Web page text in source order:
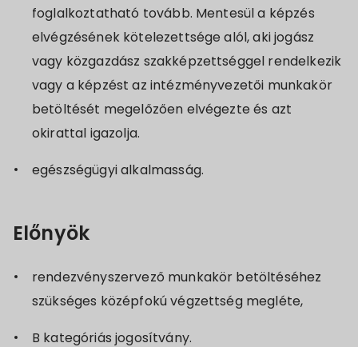
foglalkoztatható tovább. Mentesül a képzés
elvégzésének kötelezettsége alól, aki jogász
vagy közgazdász szakképzettséggel rendelkezik
vagy a képzést az intézményvezetői munkakör
betöltését megelőzően elvégezte és azt
okirattal igazolja.
egészségügyi alkalmasság.
Előnyök
rendezvényszervező munkakör betöltéséhez
szükséges középfokú végzettség megléte,
B kategóriás jogosítvány.